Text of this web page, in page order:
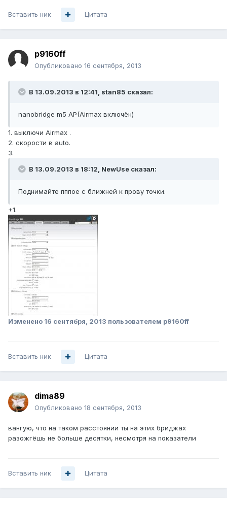
Вставить ник Цитата
p9160ff
Опубликовано 16 сентября, 2013
В 13.09.2013 в 12:41, stan85 сказал:
nanobridge m5 AP(Airmax включён)
1. выключи Airmax .
2. скорости в auto.
3.
В 13.09.2013 в 18:12, NewUse сказал:
Поднимайте пппое с ближней к прову точки.
+1.
Изменено 16 сентября, 2013 пользователем p9160ff
Вставить ник Цитата
dima89
Опубликовано 18 сентября, 2013
вангую, что на таком расстоянии ты на этих бриджах
разожгёшь не больше десятки, несмотря на показатели
Вставить ник Цитата